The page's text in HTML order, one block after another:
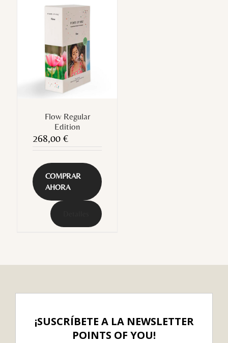
Flow Regular
Edition
268,00 €
COMPRAR
AHORA